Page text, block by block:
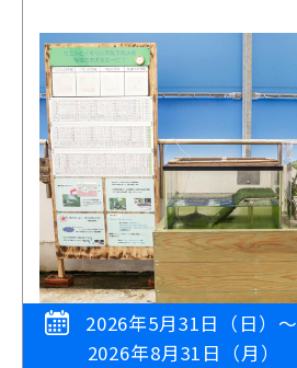
2026年5月31日（日）～
2026年8月31日（月）